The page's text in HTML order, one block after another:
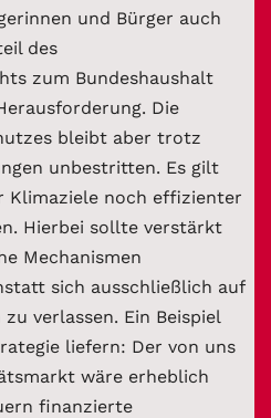
und Bürger auch
des
zum Bundeshaushalt
Die
bleibt aber trotz
unbestritten. Es gilt
Klimaziele noch effizienter
Hierbei sollte verstärkt
Mechanismen
sich ausschließlich auf
verlassen. Ein Beispiel
liefern: Der von uns
wäre erheblich
finanzierte